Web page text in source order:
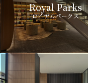
Royal Parks
ロイヤルパークス